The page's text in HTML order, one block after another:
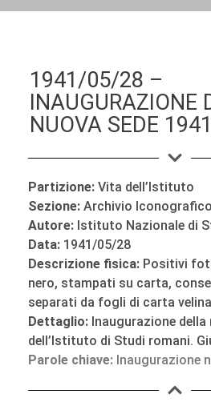
1941/05/28 –
INAUGURAZIONE
NUOVA SEDE
Partizione: Vita dell’Istituto
Sezione: Archivio Iconografico
Autore: Istituto Nazionale di
Data: 1941/05/28
Descrizione fisica: Positivi
nero, stampati su carta,
separati da fogli di carta
Dettaglio: Inaugurazione della
dell’Istituto di Studi romani.
Parole chiave: Inaugurazione